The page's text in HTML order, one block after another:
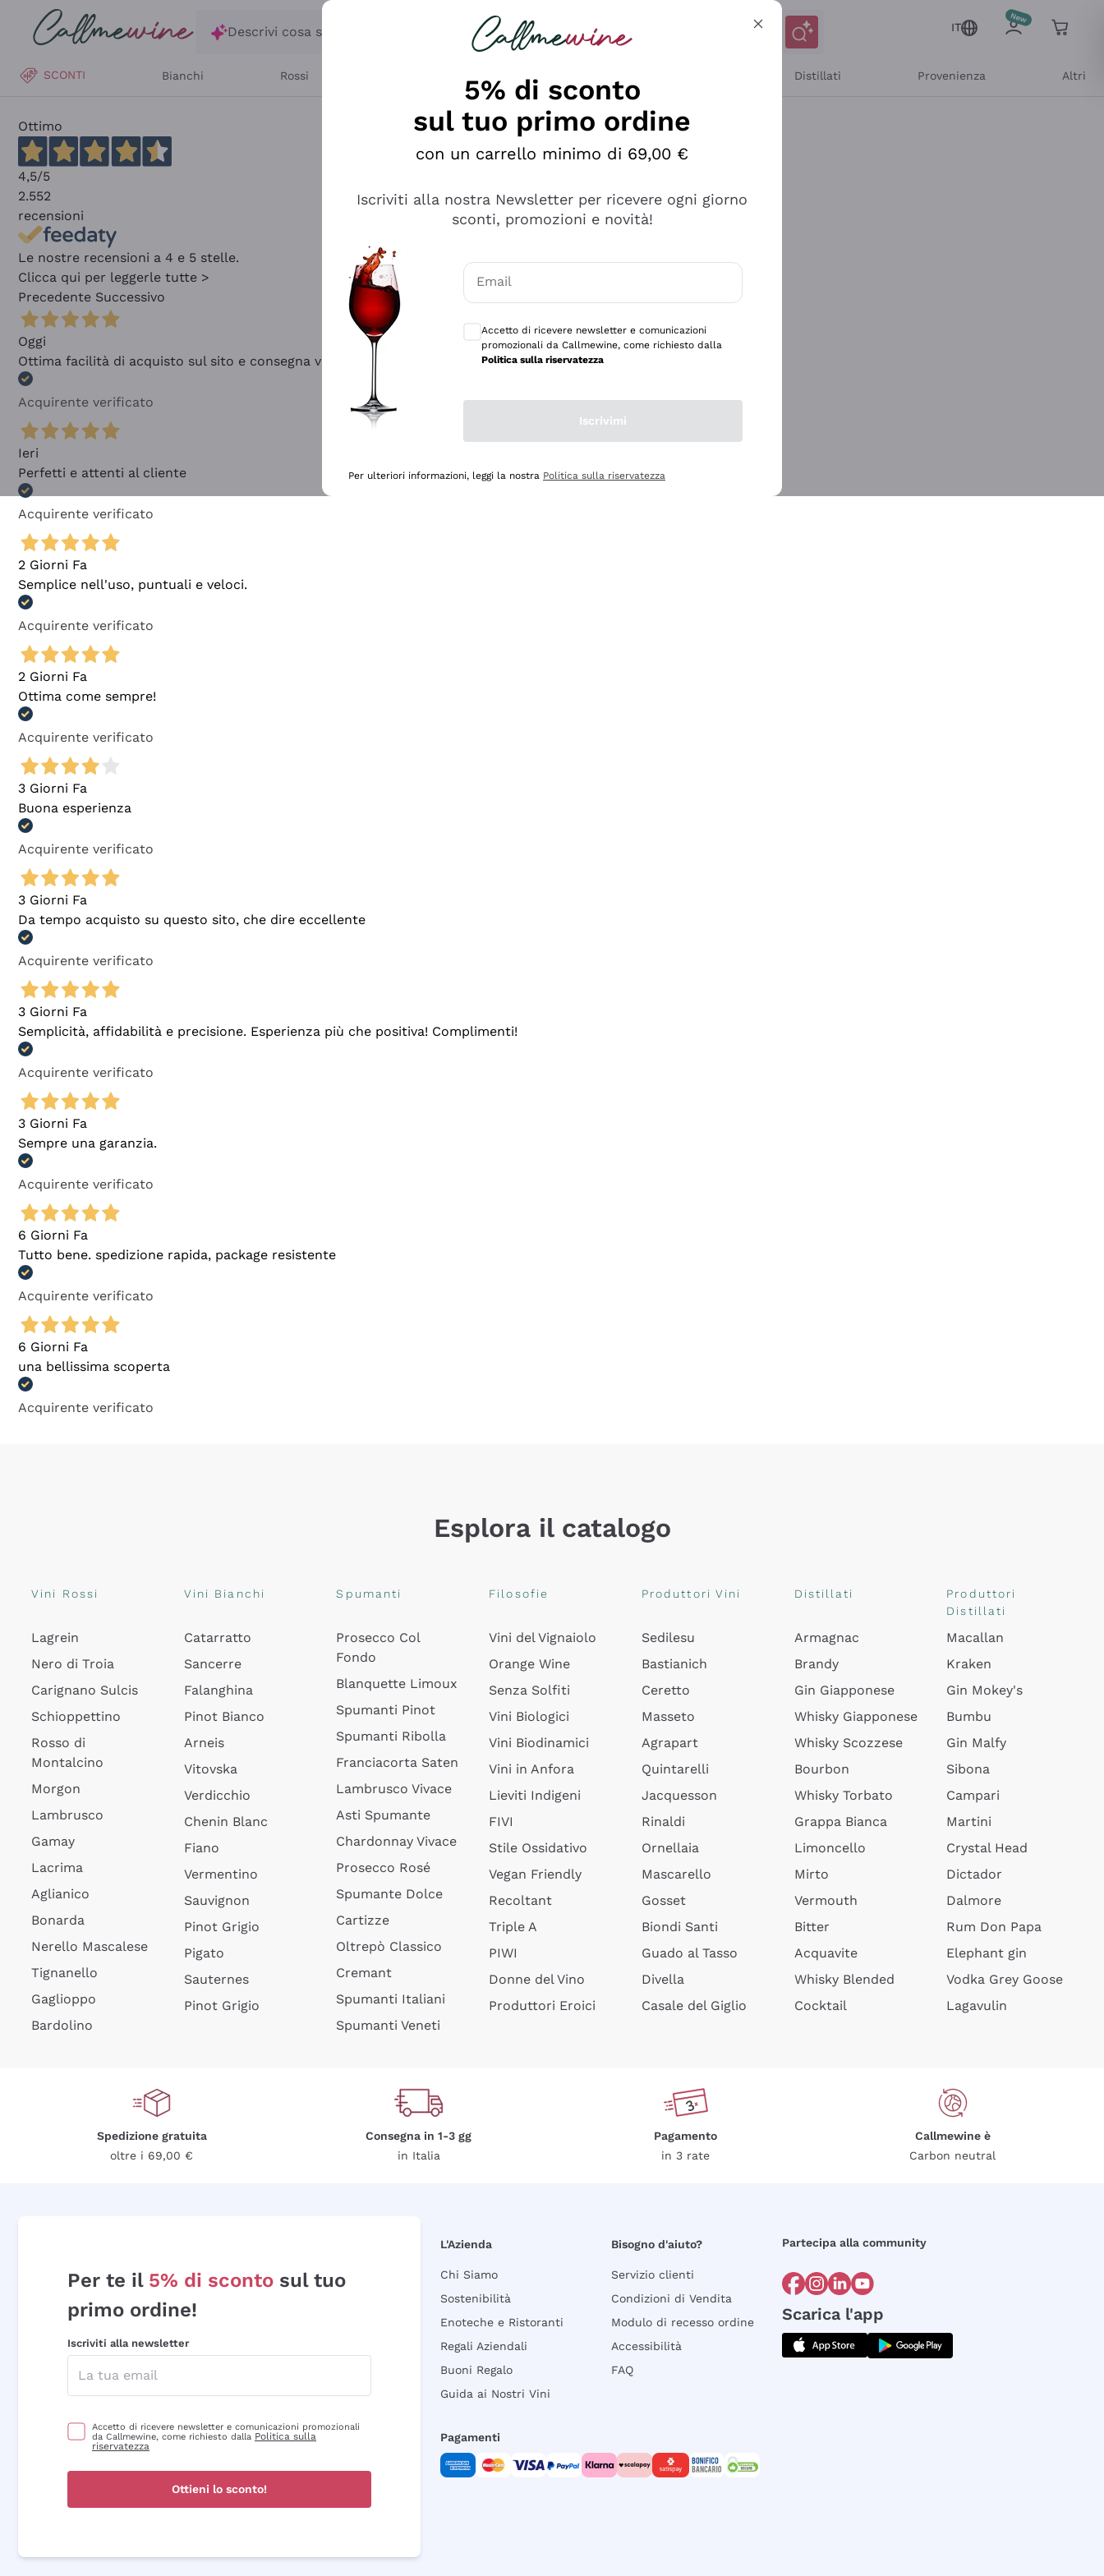
Salta al contenuto principale
Descrivi cosa stai cercando
IT
SCONTI Bianchi Rossi Distillati Provenienza Altri
Ottimo
4,5/5
2.552
recensioni
Le nostre recensioni a 4 e 5 stelle.
Clicca qui per leggerle tutte >
Precedente Successivo
Oggi
Ottima facilità di acquisto sul sito e consegna velocissima
Acquirente verificato
Ieri
Perfetti e attenti al cliente
Acquirente verificato
2 Giorni Fa
Semplice nell'uso, puntuali e veloci.
Acquirente verificato
2 Giorni Fa
Ottima come sempre!
Acquirente verificato
3 Giorni Fa
Buona esperienza
Acquirente verificato
3 Giorni Fa
Da tempo acquisto su questo sito, che dire eccellente
Acquirente verificato
3 Giorni Fa
Semplicità, affidabilità e precisione. Esperienza più che positiva! Complimenti!
Acquirente verificato
3 Giorni Fa
Sempre una garanzia.
Acquirente verificato
6 Giorni Fa
Tutto bene. spedizione rapida, package resistente
Acquirente verificato
6 Giorni Fa
una bellissima scoperta
Acquirente verificato
Esplora il catalogo
Vini Rossi
Lagrein
Nero di Troia
Carignano Sulcis
Schioppettino
Rosso di
Montalcino
Morgon
Lambrusco
Gamay
Lacrima
Aglianico
Bonarda
Nerello Mascalese
Tignanello
Gaglioppo
Bardolino
Vini Bianchi
Catarratto
Sancerre
Falanghina
Pinot Bianco
Arneis
Vitovska
Verdicchio
Chenin Blanc
Fiano
Vermentino
Sauvignon
Pinot Grigio
Pigato
Sauternes
Pinot Grigio
Spumanti
Prosecco Col
Fondo
Blanquette Limoux
Spumanti Pinot
Spumanti Ribolla
Franciacorta Saten
Lambrusco Vivace
Asti Spumante
Chardonnay Vivace
Prosecco Rosé
Spumante Dolce
Cartizze
Oltrepò Classico
Cremant
Spumanti Italiani
Spumanti Veneti
Filosofie
Vini del Vignaiolo
Orange Wine
Senza Solfiti
Vini Biologici
Vini Biodinamici
Vini in Anfora
Lieviti Indigeni
FIVI
Stile Ossidativo
Vegan Friendly
Recoltant
Triple A
PIWI
Donne del Vino
Produttori Eroici
Produttori Vini
Sedilesu
Bastianich
Ceretto
Masseto
Agrapart
Quintarelli
Jacquesson
Rinaldi
Ornellaia
Mascarello
Gosset
Biondi Santi
Guado al Tasso
Divella
Casale del Giglio
Distillati
Armagnac
Brandy
Gin Giapponese
Whisky Giapponese
Whisky Scozzese
Bourbon
Whisky Torbato
Grappa Bianca
Limoncello
Mirto
Vermouth
Bitter
Acquavite
Whisky Blended
Cocktail
Produttori
Distillati
Macallan
Kraken
Gin Mokey's
Bumbu
Gin Malfy
Sibona
Campari
Martini
Crystal Head
Dictador
Dalmore
Rum Don Papa
Elephant gin
Vodka Grey Goose
Lagavulin
Spedizione gratuita
oltre i 69,00 €
Consegna in 1-3 gg
in Italia
Pagamento
in 3 rate
Callmewine è
Carbon neutral
Per te il 5% di sconto sul tuo
primo ordine!
Iscriviti alla newsletter
Accetto di ricevere newsletter e comunicazioni promozionali
da Callmewine, come richiesto dalla Politica sulla
riservatezza
Ottieni lo sconto!
L'Azienda
Chi Siamo
Sostenibilità
Enoteche e Ristoranti
Regali Aziendali
Buoni Regalo
Guida ai Nostri Vini
Bisogno d'aiuto?
Servizio clienti
Condizioni di Vendita
Modulo di recesso ordine
Accessibilità
FAQ
Partecipa alla community
Scarica l'app
Pagamenti
5% di sconto
sul tuo primo ordine
con un carrello minimo di 69,00 €
Iscriviti alla nostra Newsletter per ricevere ogni giorno
sconti, promozioni e novità!
Email
Accetto di ricevere newsletter e comunicazioni
promozionali da Callmewine, come richiesto dalla
Politica sulla riservatezza
Iscrivimi
Per ulteriori informazioni, leggi la nostra Politica sulla riservatezza